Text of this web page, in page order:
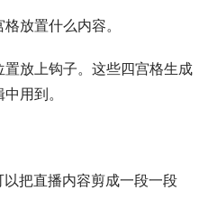
放置什么内容。
放上钩子。这些四宫格生成
用到。
把直播内容剪成一段一段